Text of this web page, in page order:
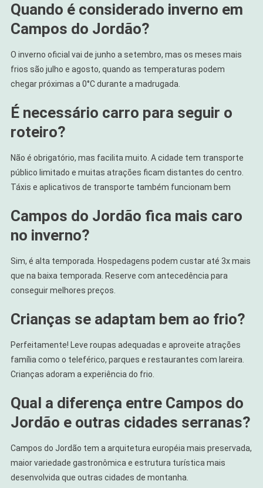
Quando é considerado inverno em
Campos do Jordão?
O inverno oficial vai de junho a setembro, mas os meses mais
frios são julho e agosto, quando as temperaturas podem
chegar próximas a 0°C durante a madrugada.
É necessário carro para seguir o
roteiro?
Não é obrigatório, mas facilita muito. A cidade tem transporte
público limitado e muitas atrações ficam distantes do centro.
Táxis e aplicativos de transporte também funcionam bem
Campos do Jordão fica mais caro
no inverno?
Sim, é alta temporada. Hospedagens podem custar até 3x mais
que na baixa temporada. Reserve com antecedência para
conseguir melhores preços.
Crianças se adaptam bem ao frio?
Perfeitamente! Leve roupas adequadas e aproveite atrações
família como o teleférico, parques e restaurantes com lareira.
Crianças adoram a experiência do frio.
Qual a diferença entre Campos do
Jordão e outras cidades serranas?
Campos do Jordão tem a arquitetura européia mais preservada,
maior variedade gastronômica e estrutura turística mais
desenvolvida que outras cidades de montanha.